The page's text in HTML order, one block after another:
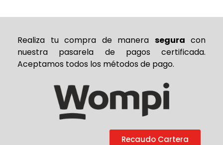
Realiza tu compra de manera segura con
nuestra pasarela de pagos certificada.
Aceptamos todos los métodos de pago.
Recaudo Cartera